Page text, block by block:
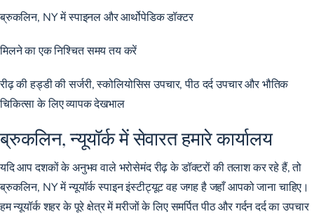
ब्रुकलिन, NY में स्पाइनल और आर्थोपेडिक डॉक्टर
मिलने का एक निश्चित समय तय करें
रीढ़ की हड्डी की सर्जरी, स्कोलियोसिस उपचार, पीठ दर्द उपचार और भौतिक
चिकित्सा के लिए व्यापक देखभाल
ब्रुकलिन, न्यूयॉर्क में सेवारत हमारे कार्यालय
यदि आप दशकों के अनुभव वाले भरोसेमंद रीढ़ के डॉक्टरों की तलाश कर रहे हैं, तो
ब्रुकलिन, NY में न्यूयॉर्क स्पाइन इंस्टीट्यूट वह जगह है जहाँ आपको जाना चाहिए।
हम न्यूयॉर्क शहर के पूरे क्षेत्र में मरीजों के लिए समर्पित पीठ और गर्दन दर्द का उपचार